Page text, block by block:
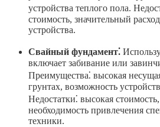
устройства теплого пола.
стоимость, значительный
устройства.
Свайный фундамент⁚
включает забивание или
Преимущества⁚ высокая
грунтах, возможность
Недостатки⁚ высокая
необходимость привлечения
техники.